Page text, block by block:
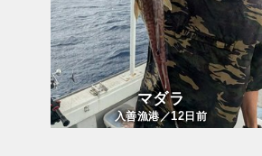
マダラ
入善漁港／12 日前